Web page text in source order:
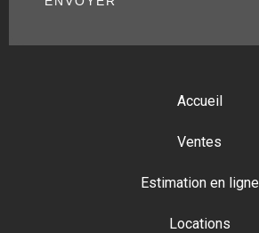
Accueil
Ventes
Estimation en ligne
Locations